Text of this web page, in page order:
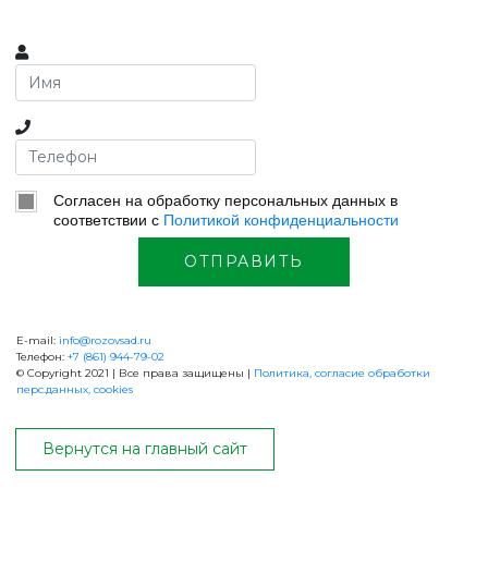
+7 (861) 944-79-02
Согласен на обработку персональных данных в
соответствии с Политикой конфиденциальности
ОТПРАВИТЬ
E-mail: info@rozovsad.ru
Телефон: +7 (861) 944-79-02
© Copyright 2021 | Все права защищены | Политика, согласие обработки
перс.данных, cookies
Вернутся на главный сайт